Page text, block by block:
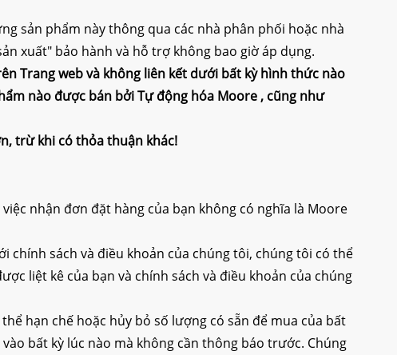
sản phẩm này thông qua các nhà phân phối hoặc nhà
xuất" bảo hành và hỗ trợ không bao giờ áp dụng.
Trang web và không liên kết dưới bất kỳ hình thức nào
nào được bán bởiTự động hóa Moore, cũng như
trừ khi có thỏa thuận khác!
nhận đơn đặt hàng của bạn không có nghĩa là Moore
chính sách và điều khoản của chúng tôi, chúng tôi có thể
liệt kê của bạn và chính sách và điều khoản của chúng
hạn chế hoặc hủy bỏ số lượng có sẵn để mua của bất
bất kỳ lúc nào mà không cần thông báo trước. Chúng